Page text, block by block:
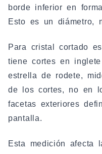
borde inferior en
Esto es un diámetro,
Para cristal cortado
tiene cortes en
estrella de rodete,
de los cortes, no en
facetas exteriores
pantalla.
Esta medición afecta